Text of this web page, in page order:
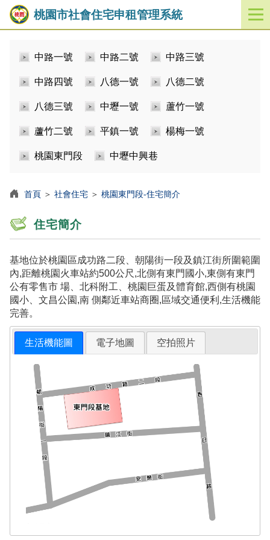
桃園市社會住宅申租管理系統
開
啟
中路一號 中路二號 中路三號
中路四號 八德一號 八德二號
八德三號 中壢一號 蘆竹一號
蘆竹二號 平鎮一號 楊梅一號
桃園東門段 中壢中興巷
首頁 ＞ 社會住宅 ＞ 桃園東門段-住宅簡介
住宅簡介
基地位於桃園區成功路二段、朝陽街一段及鎮江街所圍範圍
內,距離桃園火車站約500公尺,北側有東門國小,東側有東門
公有零售市 場、北科附工、桃園巨蛋及體育館,西側有桃園
國小、文昌公園,南 側鄰近車站商圈,區域交通便利,生活機能
完善。
生活機能圖 電子地圖 空拍照片